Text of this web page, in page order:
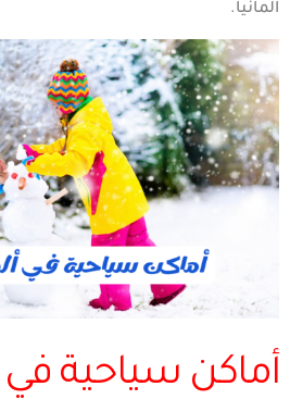
المانيا.
أماكن سياحية في